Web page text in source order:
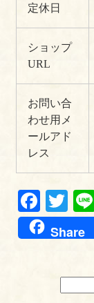
定休日
ショップ
URL
お問い合
わせ用メ
ールアド
レス
Fa
ce
bo
T
wi
tte
Share